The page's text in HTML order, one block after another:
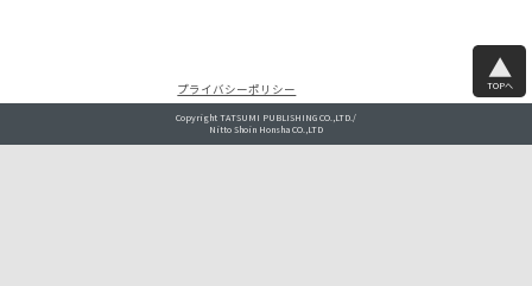
プライバシーポリシー TOPへ
Copyright TATSUMI PUBLISHING CO.,LTD./
Nitto Shoin Honsha CO.,LTD